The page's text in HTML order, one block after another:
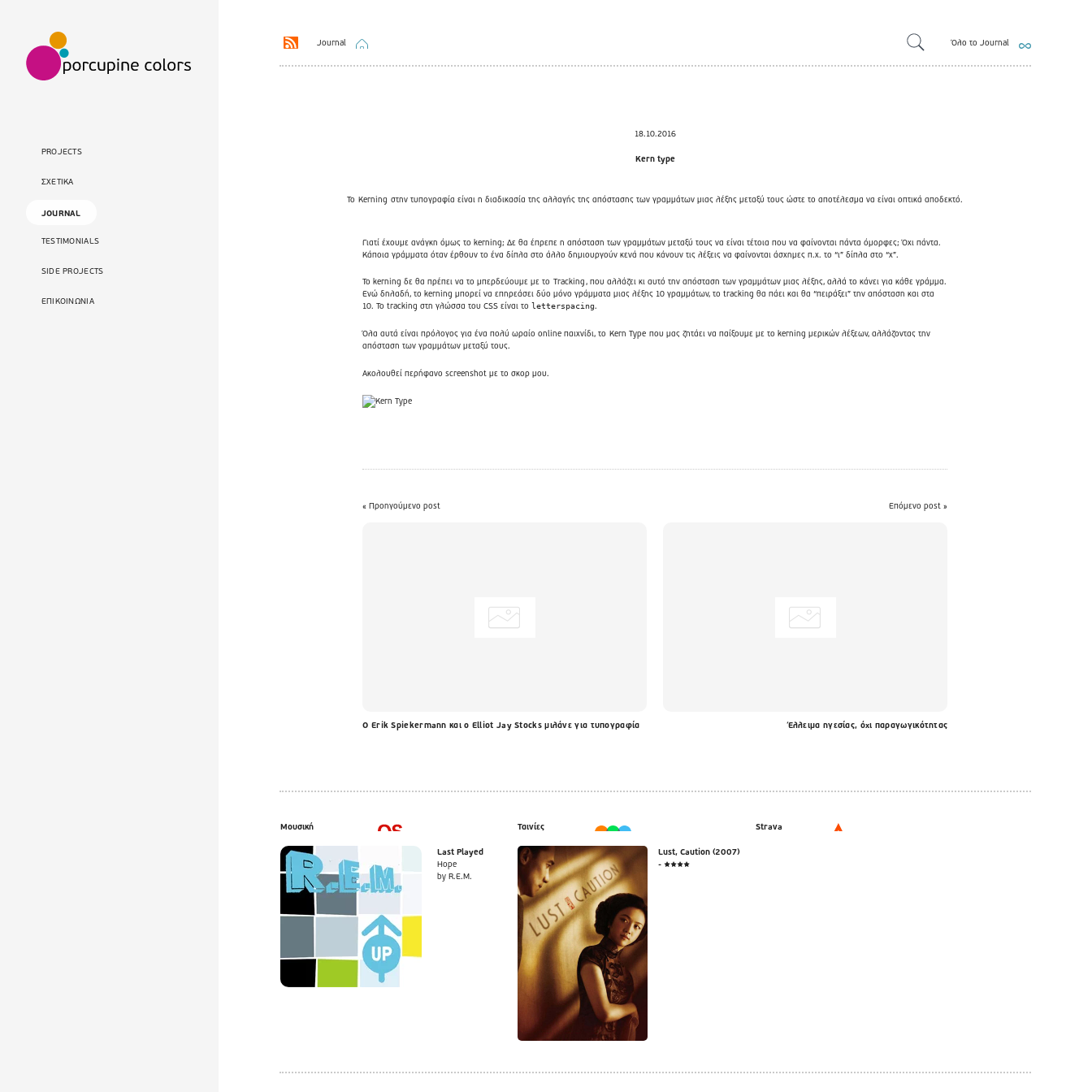
PROJECTS
ΣΧΕΤΙΚΑ
JOURNAL
TESTIMONIALS
SIDE PROJECTS
ΕΠΙΚΟΙΝΩΝΙΑ
Journal Όλο το Journal
18.10.2016
Kern type
Το Kerning στην τυπογραφία είναι η διαδικασία της αλλαγής της απόστασης των γραμμάτων μιας λέξης μεταξύ τους ώστε το αποτέλεσμα να είναι οπτικά αποδεκτό.
Γιατί έχουμε ανάγκη όμως το kerning; Δε θα έπρεπε η απόσταση των γραμμάτων μεταξύ τους να είναι τέτοια που να φαίνονται πάντα όμορφες; Όχι πάντα.
Κάποια γράμματα όταν έρθουν το ένα δίπλα στο άλλο δημιουργούν κενά που κάνουν τις λέξεις να φαίνονται άσχημες π.χ. το “ι” δίπλα στο “χ”.
Το kerning δε θα πρέπει να το μπερδεύουμε με το Tracking, που αλλάζει κι αυτό την απόσταση των γραμμάτων μιας λέξης, αλλά το κάνει για κάθε γράμμα.
Ενώ δηλαδή, το kerning μπορεί να επηρεάσει δύο μόνο γράμματα μιας λέξης 10 γραμμάτων, το tracking θα πάει και θα “πειράξει” την απόσταση και στα
10. Το tracking στη γλώσσα του CSS είναι τοletterspacing.
Όλα αυτά είναι πρόλογος για ένα πολύ ωραίο online παιχνίδι, το Kern Type που μας ζητάει να παίξουμε με το kerning μερικών λέξεων, αλλάζοντας την
απόσταση των γραμμάτων μεταξύ τους.
Ακολουθεί περήφανο screenshot με το σκορ μου.
« Προηγούμενο post
Ο Erik Spiekermann και ο Elliot Jay Stocks μιλάνε για τυπογραφία
Επόμενο post »
Έλλειμα ηγεσίας, όχι παραγωγικότητας
Μουσική
Last Played
Hope
by R.E.M.
Ταινίες
Lust, Caution (2007)
- ★★★★
Strava